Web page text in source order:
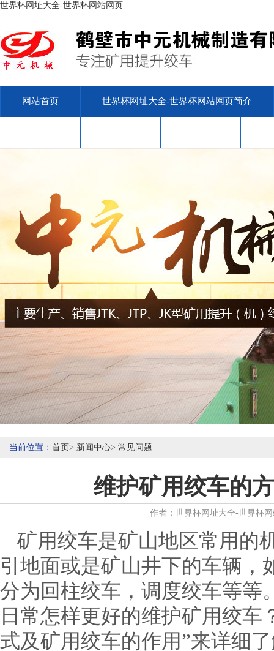
世界杯网址大全-世界杯网站网页
网站首页 世界杯网址大全-世界杯网站网页简介
当前位置： 首页> 新闻中心> 常见问题
维护矿用绞车的
作者：世界杯网址大全-世界杯
矿用绞车是矿山地区常用的
引地面或是矿山井下的车辆，
分为回柱绞车，调度绞车等等
日常怎样更好的维护矿用绞车
式及矿用绞车的作用”来详细